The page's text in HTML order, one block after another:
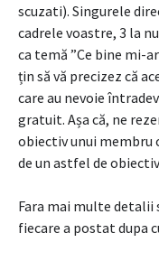
scuzati). Singurele
cadrele voastre, 3 la
ca temă ”Ce bine mi-
țin să vă precizez că
care au nevoie
gratuit. Așa că, ne
obiectiv unui membru
de un astfel de
Fara mai multe detalii
fiecare a postat dupa